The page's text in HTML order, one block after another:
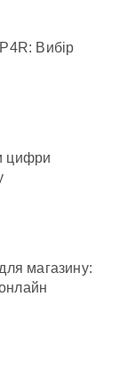
Вибір
цифри
магазину: